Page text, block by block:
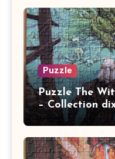
Puzzle
Puzzle The
– Collection